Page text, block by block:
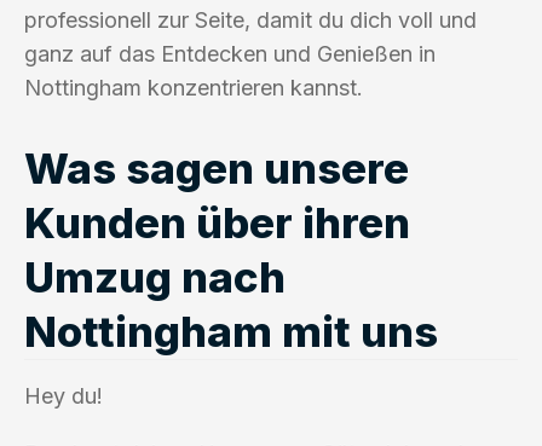
professionell zur Seite, damit du dich voll und
ganz auf das Entdecken und Genießen in
Nottingham konzentrieren kannst.
Was sagen unsere
Kunden über ihren
Umzug nach
Nottingham mit uns
Hey du!